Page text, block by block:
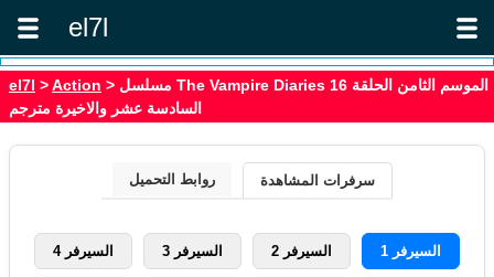
el7l
el7l >Action > مسلسل The Vampire Diaries الموسم الثامن الحلقة 16
السادسة عشر والاخيرة مترجم
سرفرات المشاهدة روابط التحميل
السيرفر 1 السيرفر 2 السيرفر 3 السيرفر 4